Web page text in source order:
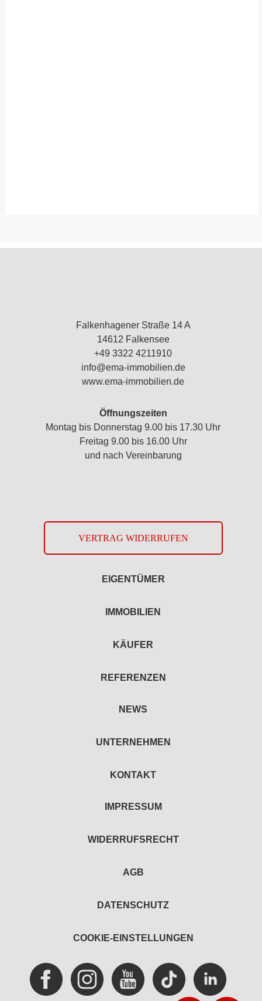
Falkenhagener Straße 14 A
14612 Falkensee
+49 3322 4211910
info@ema-immobilien.de
www.ema-immobilien.de
Öffnungszeiten
Montag bis Donnerstag 9.00 bis 17.30 Uhr
Freitag 9.00 bis 16.00 Uhr
und nach Vereinbarung
VERTRAG WIDERRUFEN
EIGENTÜMER
IMMOBILIEN
KÄUFER
REFERENZEN
NEWS
UNTERNEHMEN
KONTAKT
IMPRESSUM
WIDERRUFSRECHT
AGB
DATENSCHUTZ
COOKIE-EINSTELLUNGEN